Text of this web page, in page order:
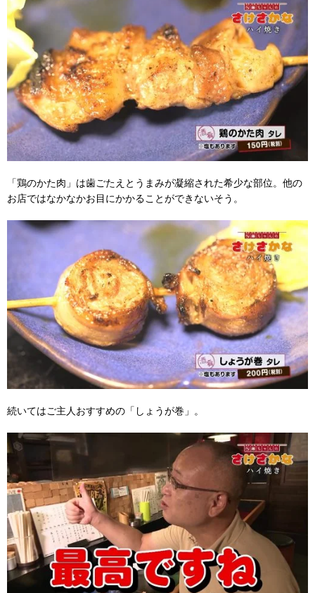
「鶏のかた肉」は歯ごたえとうまみが凝縮された希少な部位。他の
お店ではなかなかお目にかかることができないそう。
続いてはご主人おすすめの「しょうが巻」。